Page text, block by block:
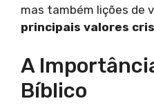
mas também lições de
principais valores
A
Bíblico